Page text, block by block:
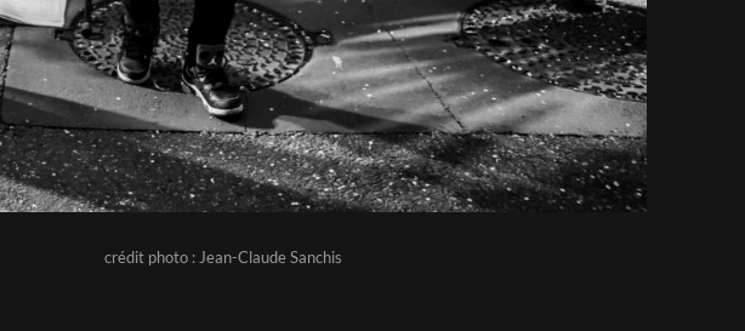
crédit photo : Jean-Claude Sanchis